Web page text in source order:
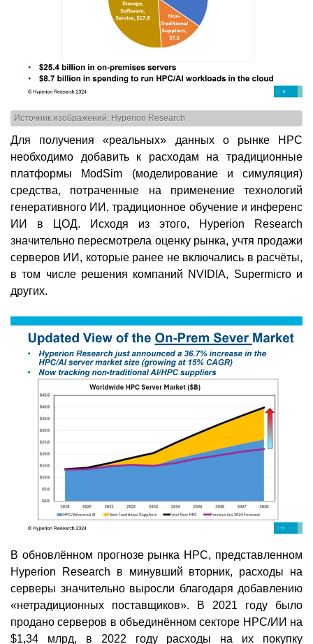
Источник изображений: Hyperion Research
Для получения «реальных» данных о рынке HPC
необходимо добавить к расходам на традиционные
платформы ModSim (моделирование и симуляция)
средства, потраченные на применение технологий
генеративного ИИ, традиционное обучение и инференс
ИИ в ЦОД. Исходя из этого, Hyperion Research
значительно пересмотрела оценку рынка, учтя продажи
серверов ИИ, которые ранее не включались в расчёты,
в том числе решения компаний NVIDIA, Supermicro и
других.
В обновлённом прогнозе рынка HPC, представленном
Hyperion Research в минувший вторник, расходы на
серверы значительно выросли благодаря добавлению
«нетрадиционных поставщиков». В 2021 году было
продано серверов в объединённом секторе HPC/ИИ на
$1,34 млрд, в 2022 году расходы на их покупку